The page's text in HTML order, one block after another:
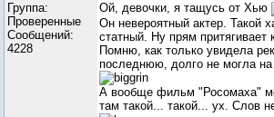
Группа:
Проверенные
Сообщений:
4228
Ой, девочки, я тащусь от Хью
Он невероятный актер. Такой
статный. Ну прям притягивает
Помню, как только увидела
последнюю, долго не могла на
А вообще фильм "Росомаха"
там такой... такой... ух. Слов